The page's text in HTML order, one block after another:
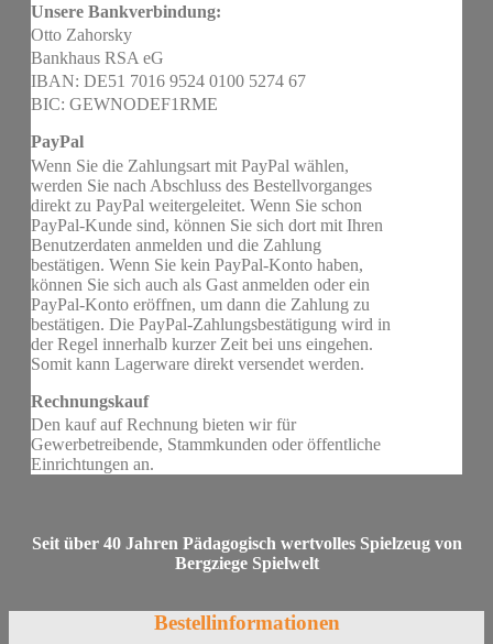
Unsere Bankverbindung:
Otto Zahorsky
Bankhaus RSA eG
IBAN: DE51 7016 9524 0100 5274 67
BIC: GEWNODEF1RME
PayPal
Wenn Sie die Zahlungsart mit PayPal wählen,
werden Sie nach Abschluss des Bestellvorganges
direkt zu PayPal weitergeleitet. Wenn Sie schon
PayPal-Kunde sind, können Sie sich dort mit Ihren
Benutzerdaten anmelden und die Zahlung
bestätigen. Wenn Sie kein PayPal-Konto haben,
können Sie sich auch als Gast anmelden oder ein
PayPal-Konto eröffnen, um dann die Zahlung zu
bestätigen. Die PayPal-Zahlungsbestätigung wird in
der Regel innerhalb kurzer Zeit bei uns eingehen.
Somit kann Lagerware direkt versendet werden.
Rechnungskauf
Den kauf auf Rechnung bieten wir für
Gewerbetreibende, Stammkunden oder öffentliche
Einrichtungen an.
Seit über 40 Jahren Pädagogisch wertvolles Spielzeug von
Bergziege Spielwelt
Bestellinformationen